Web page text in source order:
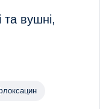
та вушні,